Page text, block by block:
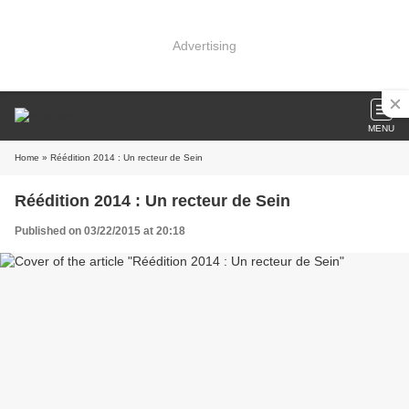
Advertising
MENU
Home » Réédition 2014 : Un recteur de Sein
Réédition 2014 : Un recteur de Sein
Published on 03/22/2015 at 20:18